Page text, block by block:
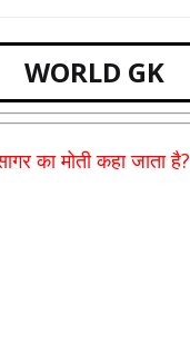
WORLD GK
का मोती कहा जाता है?